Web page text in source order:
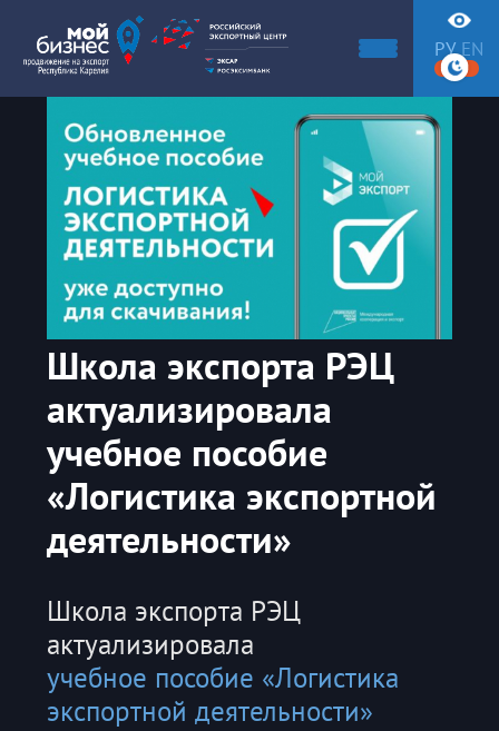
РУ EN
Школа экспорта РЭЦ
актуализировала
учебное пособие
«Логистика экспортной
деятельности»
Школа экспорта РЭЦ
актуализировала
учебное пособие «Логистика
экспортной деятельности»